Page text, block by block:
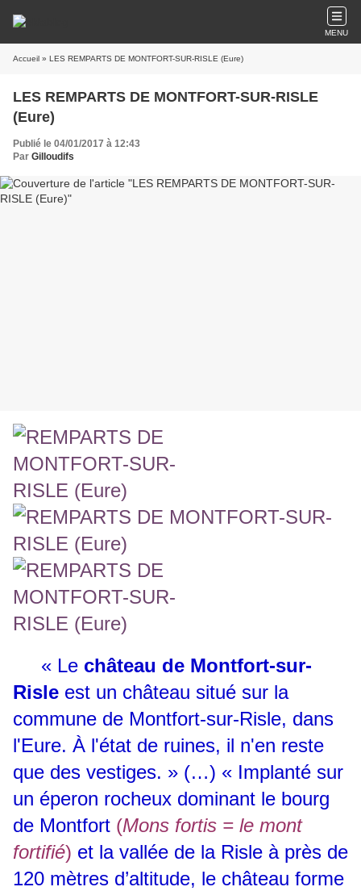
MENU
Accueil » LES REMPARTS DE MONTFORT-SUR-RISLE (Eure)
LES REMPARTS DE MONTFORT-SUR-RISLE
(Eure)
Publié le 04/01/2017 à 12:43
Par Gilloudifs
« Le château de Montfort-sur-
Risle est un château situé sur la
commune de Montfort-sur-Risle, dans
l'Eure. À l'état de ruines, il n'en reste
que des vestiges. » (…) « Implanté sur
un éperon rocheux dominant le bourg
de Montfort (Mons fortis = le mont
fortifié) et la vallée de la Risle à près de
120 mètres d’altitude, le château forme